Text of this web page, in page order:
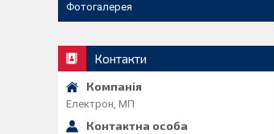
Фотогалерея
Контакти
Електрон, МП